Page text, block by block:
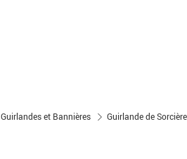
Guirlandes et Bannières Guirlande de